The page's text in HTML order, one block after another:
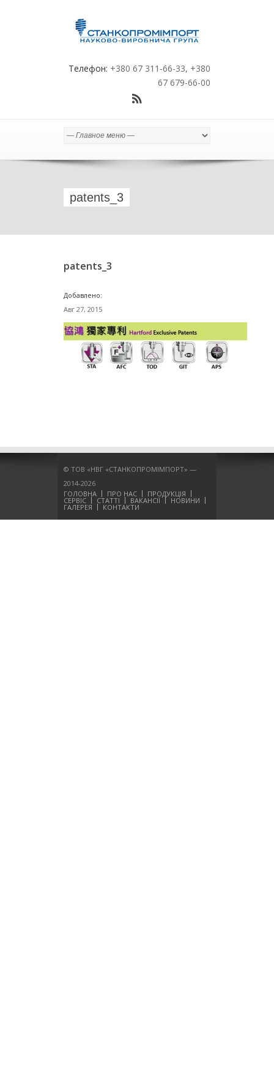
Телефон: +380 67 311-66-33, +380
67 679-66-00
patents_3
patents_3
Добавлено:
Авг 27, 2015
© ТОВ «НВГ «СТАНКОПРОМІМПОРТ» —
2014-2026
ГОЛОВНА
ПРО НАС ПРОДУКЦІЯ
СЕРВІС СТАТТІ ВАКАНСІЇ НОВИНИ
ГАЛЕРЕЯ КОНТАКТИ